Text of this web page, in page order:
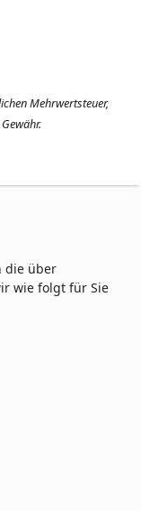
Mehrwertsteuer,
die über
wie folgt für Sie